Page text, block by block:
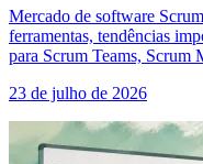
Mercado de software
ferramentas, tendências
para Scrum Teams, Scrum
23 de julho de 2026